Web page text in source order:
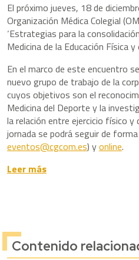
El próximo jueves, 18 de
Organización Médica Colegial
‘Estrategias para la
Medicina de la Educación Física y
En el marco de este encuentro
nuevo grupo de trabajo de la
cuyos objetivos son el
Medicina del Deporte y la
la relación entre ejercicio físico
jornada se podrá seguir de
eventos@cgcom.es) yonline.
Leer más
Contenido